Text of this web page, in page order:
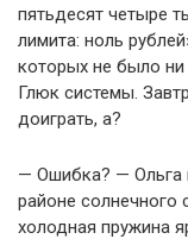
пятьдесят четыре
лимита: ноль
которых не было
Глюк системы.
доиграть, а?
— Ошибка? — Ольга
районе солнечного
холодная пружина